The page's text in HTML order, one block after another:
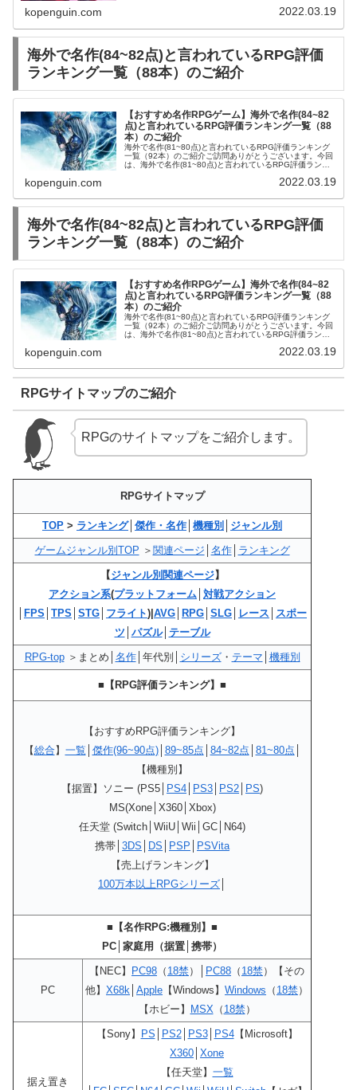
kopenguin.com 2022.03.19
海外で名作(84~82点)と言われているRPG評価
ランキング一覧（88本）のご紹介
【おすすめ名作RPGゲーム】海外で名作(84~82
点)と言われているRPG評価ランキング一覧（88
本）のご紹介
海外で名作(81~80点)と言われているRPG評価ランキング
一覧（92本）のご紹介ご訪問ありがとうございます。今回
は、海外で名作(81~80点)と言われているRPG評価ランキ
kopenguin.com 2022.03.19
海外で名作(84~82点)と言われているRPG評価
ランキング一覧（88本）のご紹介
【おすすめ名作RPGゲーム】海外で名作(84~82
点)と言われているRPG評価ランキング一覧（88
本）のご紹介
海外で名作(81~80点)と言われているRPG評価ランキング
一覧（92本）のご紹介ご訪問ありがとうございます。今回
は、海外で名作(81~80点)と言われているRPG評価ランキ
kopenguin.com 2022.03.19
RPGサイトマップのご紹介
RPGのサイトマップをご紹介します。
RPGサイトマップ
TOP > ランキング│ 傑作・名作 機種別 ジャンル別
ゲームジャンル別TOP ＞ 関連ページ 名作│ ランキング
【ジャンル別関連ページ】
アクション系(プラットフォーム 対戦アクション
FPS TPS STG フライト)|AVG RPG SLG レース
スポー
ツ パズル│ テーブル
RPG-top＞まとめ│ 名作│年代別│ シリーズ・ テーマ 機種別
■【RPG評価ランキング】■
【おすすめRPG評価ランキング】
【総合】 一覧 傑作(96~90点)│ 89~85点 84~82点 81~80点
【機種別】
【据置】ソニー (PS5│ PS4 PS3 PS2 PS)
MS(Xone│X360│Xbox)
任天堂 (Switch│WiiU│Wii│GC│N64)
携帯│ 3DS DS PSP
PSVita
【売上げランキング】
100万本以上RPGシリーズ
■【名作RPG:機種別】■
PC│家庭用（据置│携帯）
PC
【NEC】 PC98 （ 18禁）│ PC88 （ 18禁）【その
他】 X68k Apple 【Windows】 Windows （ 18禁）
【ホビー】 MSX （ 18禁）
据え置き
【Sony】 PS PS2│ PS3│ PS4【Microsoft】
X360 Xone
【任天堂】 一覧